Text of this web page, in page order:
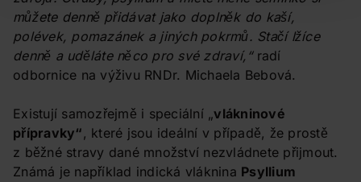
můžete denně přidávat jako doplněk do kaší,
polévek, pomazánek a jiných pokrmů. Stačí lžíce
denně a uděláte něco pro své zdraví,“radí
odbornice na výživu RNDr. Michaela Bebová.
Existují samozřejmě i speciální „vlákninové
přípravky“, které jsou ideální v případě, že prostě
z běžné stravy dané množství nezvládnete přijmout.
Známá je například indická vláknina Psyllium